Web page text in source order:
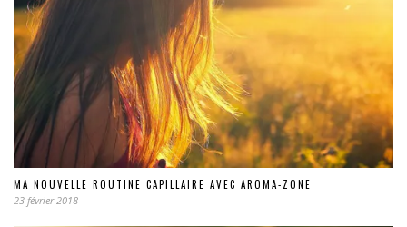
MA NOUVELLE ROUTINE CAPILLAIRE AVEC AROMA-ZONE
23 février 2018